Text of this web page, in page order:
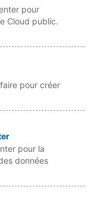
pour
Cloud public.
pour créer
pour la
données